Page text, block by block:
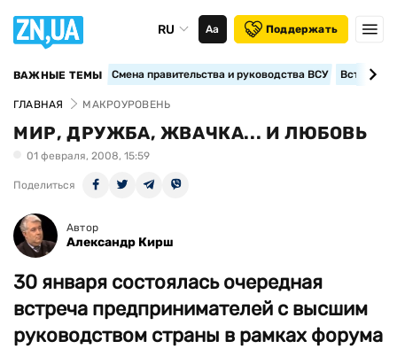
RU Аа Поддержать
ВАЖНЫЕ ТЕМЫ Смена правительства и руководства ВСУ
ГЛАВНАЯ МАКРОУРОВЕНЬ
МИР, ДРУЖБА, ЖВАЧКА... И ЛЮБОВЬ
01 февраля, 2008, 15:59
Поделиться
Автор
Александр Кирш
30 января состоялась очередная
встреча предпринимателей с высшим
руководством страны в рамках форума